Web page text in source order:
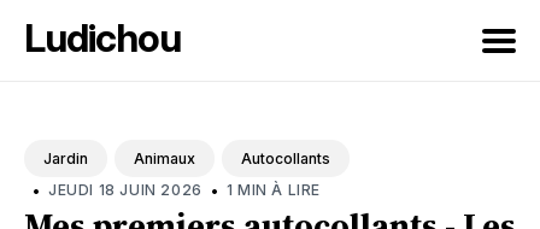
Ludichou
blog
Jardin Animaux Autocollants
• JEUDI 18 JUIN 2026 • 1 MIN À LIRE